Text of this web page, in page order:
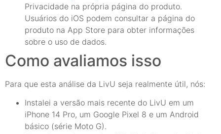
Privacidade na própria página do produto.
Usuários do iOS podem consultar a página do
produto na App Store para obter informações
sobre o uso de dados.
Como avaliamos isso
Para que esta análise da LivU seja realmente útil, nós:
Instalei a versão mais recente do LivU em um
iPhone 14 Pro, um Google Pixel 8 e um Android
básico (série Moto G).